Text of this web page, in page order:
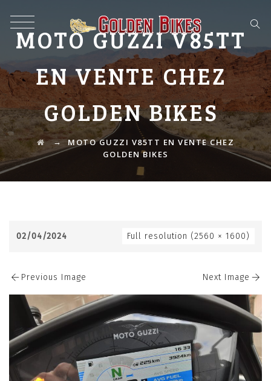
MOTO GUZZI V85TT
EN VENTE CHEZ
GOLDEN BIKES
→MOTO GUZZI V85TT EN VENTE CHEZ
GOLDEN BIKES
02/04/2024 Full resolution (2560 × 1600)
Previous Image Next Image